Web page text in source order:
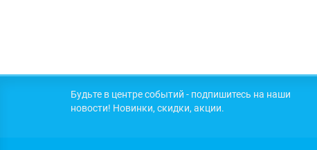
Будьте в центре событий - подпишитесь на наши
новости! Новинки, скидки, акции.